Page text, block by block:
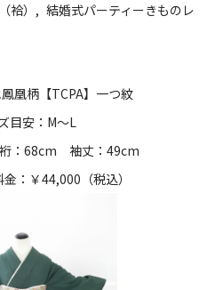
袷）
結婚式パーティーきものレ
凰柄【TCPA】一つ紋
目安：M～L
：68cm 袖丈：49cm
：￥44,000（税込）